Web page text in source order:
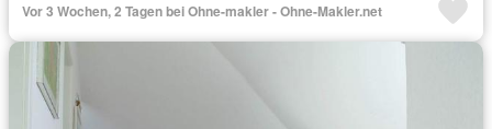
Vor 3 Wochen, 2 Tagen bei Ohne-makler - Ohne-Makler.net